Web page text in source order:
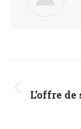
article
L’offre